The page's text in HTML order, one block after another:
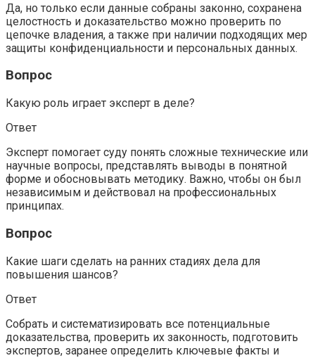
Да, но только если данные собраны законно, сохранена
целостность и доказательство можно проверить по
цепочке владения, а также при наличии подходящих мер
защиты конфиденциальности и персональных данных.
Вопрос
Какую роль играет эксперт в деле?
Ответ
Эксперт помогает суду понять сложные технические или
научные вопросы, представлять выводы в понятной
форме и обосновывать методику. Важно, чтобы он был
независимым и действовал на профессиональных
принципах.
Вопрос
Какие шаги сделать на ранних стадиях дела для
повышения шансов?
Ответ
Собрать и систематизировать все потенциальные
доказательства, проверить их законность, подготовить
экспертов, заранее определить ключевые факты и